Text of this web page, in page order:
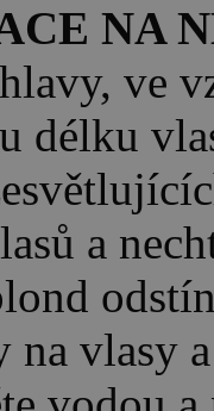
NA
ve
délku
a
na vlasy